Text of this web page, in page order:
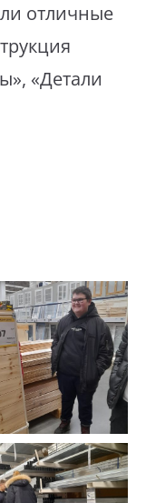
отличные
«Детали